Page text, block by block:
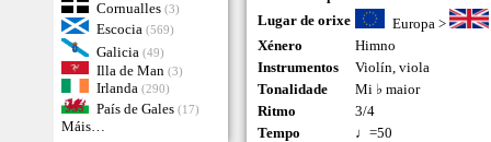
Cornualles (3)
Escocia (569)
Galicia (49)
Illa de Man (3)
Irlanda (290)
País de Gales (17)
Máis…
Lugar de orixe
Europa>
Xénero
Himno
Instrumentos
Violín,viola
Tonalidade
Mi ♭ maior
Ritmo
3/4
Tempo
♩=50